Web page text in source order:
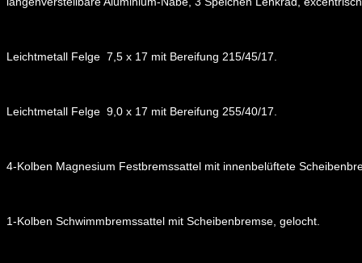
Leichtmetall Felge 7,5 x 17 mit Bereifung 215/45/17.
Leichtmetall Felge 9,0 x 17 mit Bereifung 255/40/17.
4-Kolben Magnesium Festbremssattel mit innenbelüftete
1-Kolben Schwimmbremssattel mit Scheibenbremse, gelocht.